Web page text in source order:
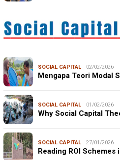
SOCIAL CAPITAL 02/02/2026
Mengapa Teori Modal
SOCIAL CAPITAL 01/02/2026
Why Social Capital
SOCIAL CAPITAL 27/01/2026
Reading ROI